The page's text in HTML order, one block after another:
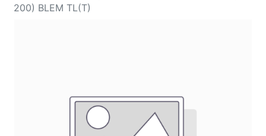
200) BLEM TL(T)